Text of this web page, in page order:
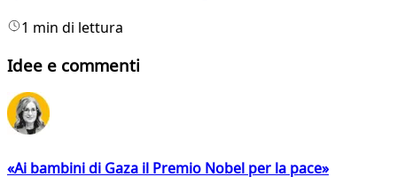
1 min di lettura
Idee e commenti
«Ai bambini di Gaza il Premio Nobel per la pace»